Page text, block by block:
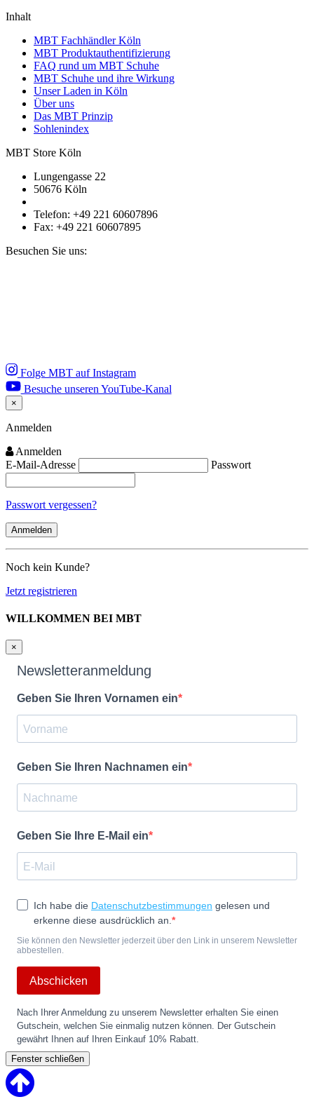
Inhalt
MBT Fachhändler Köln
MBT Produktauthentifizierung
FAQ rund um MBT Schuhe
MBT Schuhe und ihre Wirkung
Unser Laden in Köln
Über uns
Das MBT Prinzip
Sohlenindex
MBT Store Köln
Lungengasse 22
50676 Köln
Telefon: +49 221 60607896
Fax: +49 221 60607895
Besuchen Sie uns:
Folge MBT auf Instagram
Besuche unseren YouTube-Kanal
×
Close
Anmelden
Anmelden
E-Mail-Adresse
Passwort
Passwort vergessen?
Noch kein Kunde?
Jetzt registrieren
WILLKOMMEN BEI MBT
×
Newsletteranmeldung
Geben Sie Ihren Vornamen ein
Geben Sie Ihren Nachnamen ein
Geben Sie Ihre E-Mail ein
Ich habe die Datenschutzbestimmungen gelesen und
erkenne diese ausdrücklich an.
Sie können den Newsletter jederzeit über den Link in unserem Newsletter
abbestellen.
Abschicken
Nach Ihrer Anmeldung zu unserem Newsletter erhalten Sie einen
Gutschein, welchen Sie einmalig nutzen können. Der Gutschein
gewährt Ihnen auf Ihren Einkauf 10% Rabatt.
Fenster schließen
to